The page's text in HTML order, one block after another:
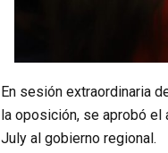
En sesión extraordinaria
la oposición, se aprobó
July al gobierno regional.